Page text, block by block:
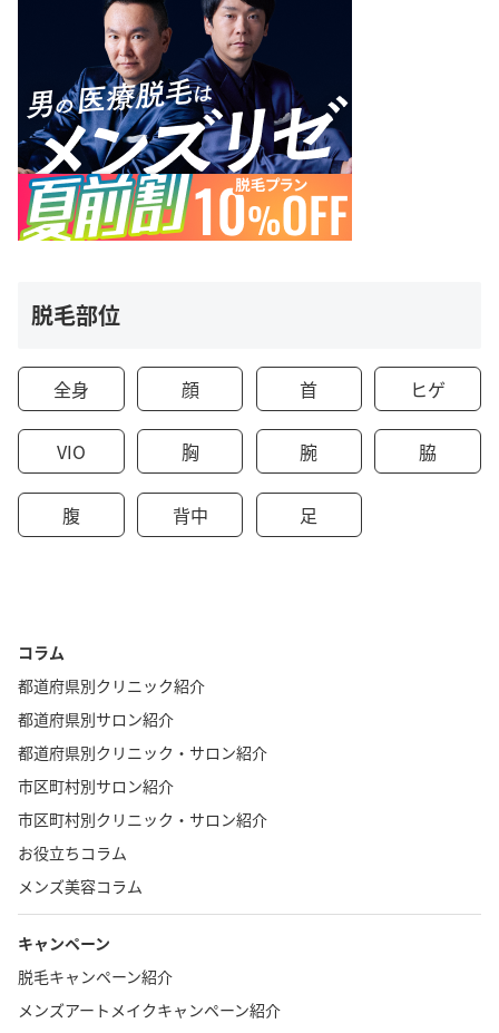
脱毛部位
全身 顔 首 ヒゲ
VIO 胸 腕 脇
腹 背中 足
コラム
都道府県別クリニック紹介
都道府県別サロン紹介
都道府県別クリニック・サロン紹介
市区町村別サロン紹介
市区町村別クリニック・サロン紹介
お役立ちコラム
メンズ美容コラム
キャンペーン
脱毛キャンペーン紹介
メンズアートメイクキャンペーン紹介